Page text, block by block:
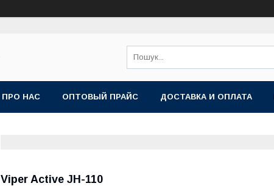
ПРО НАС ОПТОВЫЙ ПРАЙС ДОСТАВКА И ОПЛАТА
Viper Active JH-110